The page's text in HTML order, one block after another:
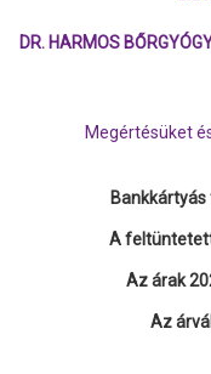
DR. HARMOS
Megértésüket
A
Az árak
Az